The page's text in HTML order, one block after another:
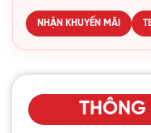
NHẬN KHUYẾN MÃI
THÔNG